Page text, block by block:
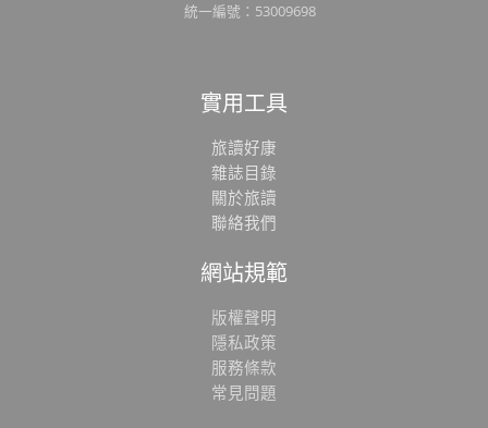
統一編號：53009698
實用工具
旅讀好康
雜誌目錄
關於旅讀
聯絡我們
網站規範
版權聲明
隱私政策
服務條款
常見問題